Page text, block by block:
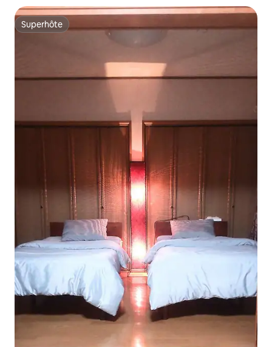
Superhôte
Superhôte